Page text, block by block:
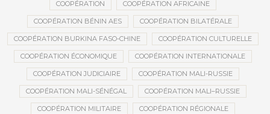
COOPÉRATION COOPÉRATION AFRICAINE
COOPÉRATION BÉNIN AES COOPÉRATION BILATÉRALE
COOPÉRATION BURKINA FASO-CHINE COOPÉRATION CULTURELLE
COOPÉRATION ÉCONOMIQUE COOPÉRATION INTERNATIONALE
COOPÉRATION JUDICIAIRE COOPÉRATION MALI-RUSSIE
COOPÉRATION MALI-SÉNÉGAL COOPÉRATION MALI–RUSSIE
COOPÉRATION MILITAIRE COOPÉRATION RÉGIONALE